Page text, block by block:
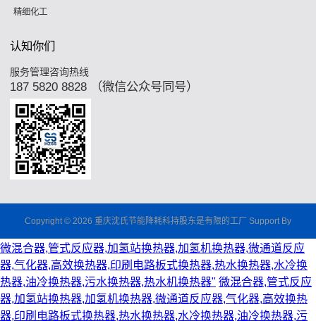
精细化工
认知你们
服务管理咨询热线
187 5820 8828 （微信公众号同号）
Copyright © 2026 重庆沈氏节能降耗科持股东是有限的工厂 Support By
微混合器,管式反应器,加氢站换热器,加氢机换热器,微通道反应
器,气化器,高效换热器,印刷电路板式换热器,热水换热器,水冷换
热器,油冷换热器,污水换热器,热水机换热器" 微混合器,管式反应
器,加氢站换热器,加氢机换热器,微通道反应器,气化器,高效换热
器,印刷电路板式换热器,热水换热器,水冷换热器,油冷换热器,污